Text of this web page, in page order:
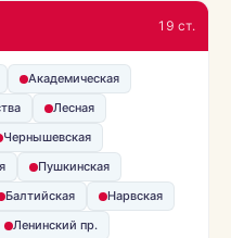
19 ст.
Академическая
Лесная
Чернышевская
Пушкинская
Балтийская
Нарвская
Ленинский пр.